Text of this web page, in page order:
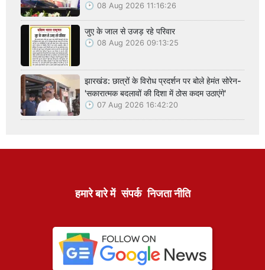
08 Aug 2026 11:16:26
जुए के जाल से उजड़ रहे परिवार
08 Aug 2026 09:13:25
झारखंड: छात्रों के विरोध प्रदर्शन पर बोले हेमंत सोरेन-
'सकारात्मक बदलावों की दिशा में ठोस कदम उठाएंगे'
07 Aug 2026 16:42:20
हमारे बारे में संपर्क निजता नीति